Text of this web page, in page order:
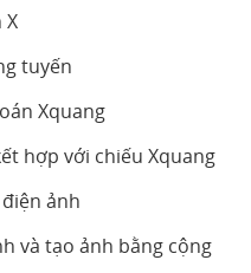
X
tuyến
Xquang
hợp với chiếu Xquang
ảnh
và tạo ảnh bằng cộng